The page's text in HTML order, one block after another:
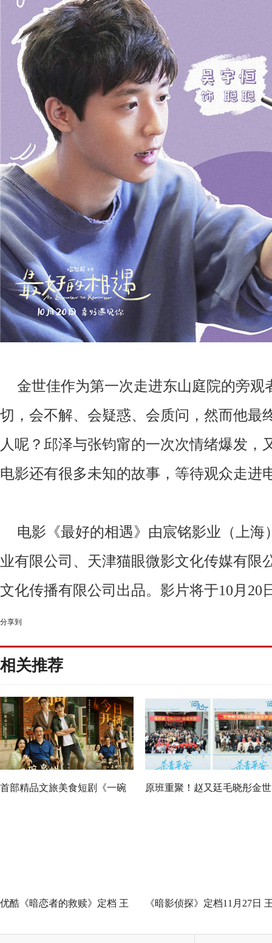
金世佳作为第一次走进东山庭院的旁观
切，会不解、会疑惑、会质问，然而他最
人呢？邱泽与张钧甯的一次次情绪爆发，
电影还有很多未知的故事，等待观众走进
电影《最好的相遇》由宸铭影业（上海
业有限公司、天津猫眼微影文化传媒有限
文化传播有限公司出品。影片将于10 月 20
分享到
相关推荐
首部精品文旅美食短剧《一碗 原班重聚！赵又廷毛晓彤金世
优酷《暗恋者的救赎》定档 王 《暗影侦探》定档11月27日